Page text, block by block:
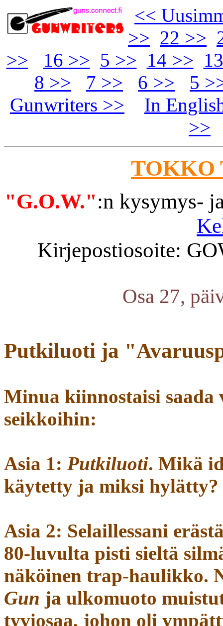
<<
>> 22 >>
>>
16 >> 5 >> 14 >>
8 >>
7 >> 6 >>
5
Gunwriters >>
In
>>
TOKKO
"G.O.W.":n kysymys-
Kirjepostiosoite:
Osa 27,
Putkiluoti ja
Minua kiinnostaisi saada
seikkoihin:
Asia 1: Putkiluoti. Mikä
käytetty ja miksi hylätty?
Asia 2: Selaillessani
80-luvulta pisti sieltä
näköinen trap-haulikko.
Gun ja ulkomuoto
tyviosaa, johon oli